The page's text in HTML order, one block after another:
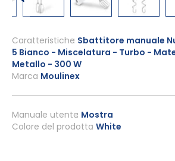
all'inizio
della
galleria
di
immagini
Marca Moulinex
Manuale utente Mostra
Caratteristiche Sbattitore manuale
5 Bianco - Miscelatura - Turbo -
Metallo - 300 W
Colore del prodotto White